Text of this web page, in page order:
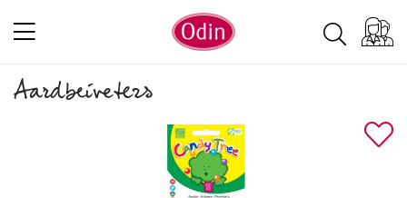
Aardbeiveters